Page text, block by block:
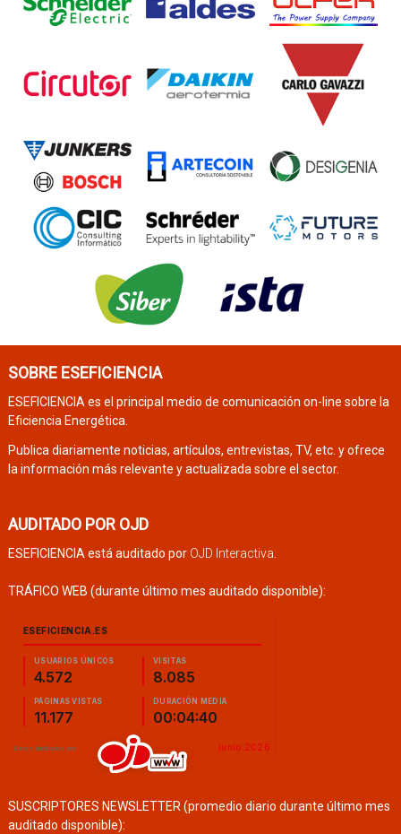
SOBRE ESEFICIENCIA
ESEFICIENCIA es el principal medio de comunicación on-line sobre la
Eficiencia Energética.
Publica diariamente noticias, artículos, entrevistas, TV, etc. y ofrece
la información más relevante y actualizada sobre el sector.
AUDITADO POR OJD
ESEFICIENCIA está auditado por OJD Interactiva.
TRÁFICO WEB (durante último mes auditado disponible):
SUSCRIPTORES NEWSLETTER (promedio diario durante último mes
auditado disponible):